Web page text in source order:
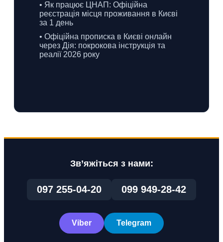
• Як працює ЦНАП: Офіційна
реєстрація місця проживання в Києві
за 1 день
• Офіційна прописка в Києві онлайн
через Дія: покрокова інструкція та
реалії 2026 року
Зв’яжіться з нами:
097 255-04-20 099 949-28-42
Viber Telegram